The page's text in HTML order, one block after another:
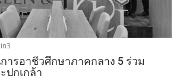
ารอาชีวศึกษาภาคกลาง 5 ร่วม
ปกเกล้า